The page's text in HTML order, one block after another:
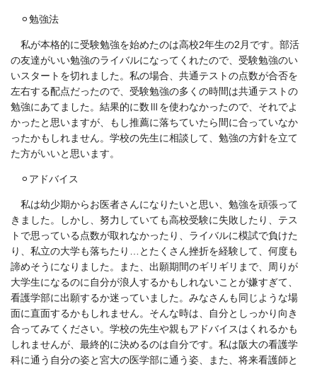
⚪勉強法
私が本格的に受験勉強を始めたのは高校2年生の2 月です。部活
の友達がいい勉強のライバルになってくれたので、受験勉強のい
いスタートを切れました。私の場合、共通テストの点数が合否を
左右する配点だったので、受験勉強の多くの時間は共通テストの
勉強にあてました。結果的に数Ⅲを使わなかったので、それでよ
かったと思いますが、もし推薦に落ちていたら間に合っていなか
ったかもしれません。学校の先生に相談して、勉強の方針を立て
た方がいいと思います。
⚪ アドバイス
私は幼少期からお医者さんになりたいと思い、勉強を頑張って
きました。しかし、努力していても高校受験に失敗したり、テス
トで思っている点数が取れなかったり、ライバルに模試で負けた
り、私立の大学も落ちたり…とたくさん挫折を経験して、何度も
諦めそうになりました。また、出願期間のギリギリまで、周りが
大学生になるのに自分が浪人するかもしれないことが嫌すぎて、
看護学部に出願するか迷っていました。みなさんも同じような場
面に直面するかもしれません。そんな時は、自分としっかり向き
合ってみてください。学校の先生や親もアドバイスはくれるかも
しれませんが、最終的に決めるのは自分です。私は阪大の看護学
科に通う自分の姿と宮大の医学部に通う姿、また、将来看護師と